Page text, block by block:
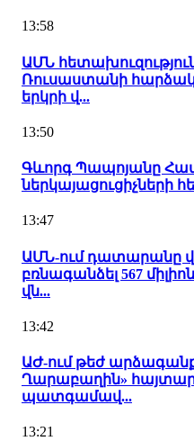
13:58
ԱՄՆ
Ռուսաստանի
երկրի վ...
13:50
Գևորգ Պապոյանը
ներկայացուցիչների
13:47
ԱՄՆ-ում դատարանը
բռնագանձել 567
վն...
13:42
ԱԺ-ում թեժ
Ղարաբաղին»
պատգամավ...
13:21